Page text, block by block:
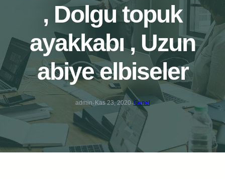
, Dolgu topuk
ayakkabı , Uzun
abiye elbiseler
admin· Kas 23, 2020·Genel